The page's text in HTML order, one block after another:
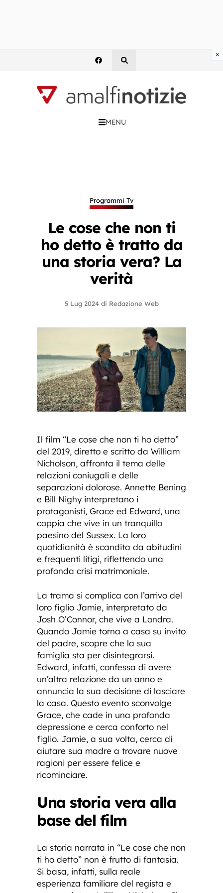
MENU
Programmi Tv
Le cose che non ti
ho detto è tratto da
una storia vera? La
verità
5 Lug 2024 di Redazione Web
Il film “Le cose che non ti ho detto”
del 2019, diretto e scritto da William
Nicholson, affronta il tema delle
relazioni coniugali e delle
separazioni dolorose. Annette Bening
e Bill Nighy interpretano i
protagonisti, Grace ed Edward, una
coppia che vive in un tranquillo
paesino del Sussex. La loro
quotidianità è scandita da abitudini
e frequenti litigi, riflettendo una
profonda crisi matrimoniale.
La trama si complica con l’arrivo del
loro figlio Jamie, interpretato da
Josh O’Connor, che vive a Londra.
Quando Jamie torna a casa su invito
del padre, scopre che la sua
famiglia sta per disintegrarsi.
Edward, infatti, confessa di avere
un’altra relazione da un anno e
annuncia la sua decisione di lasciare
la casa. Questo evento sconvolge
Grace, che cade in una profonda
depressione e cerca conforto nel
figlio. Jamie, a sua volta, cerca di
aiutare sua madre a trovare nuove
ragioni per essere felice e
ricominciare.
Una storia vera alla
base del film
La storia narrata in “Le cose che non
ti ho detto” non è frutto di fantasia.
Si basa, infatti, sulla reale
esperienza familiare del regista e
×